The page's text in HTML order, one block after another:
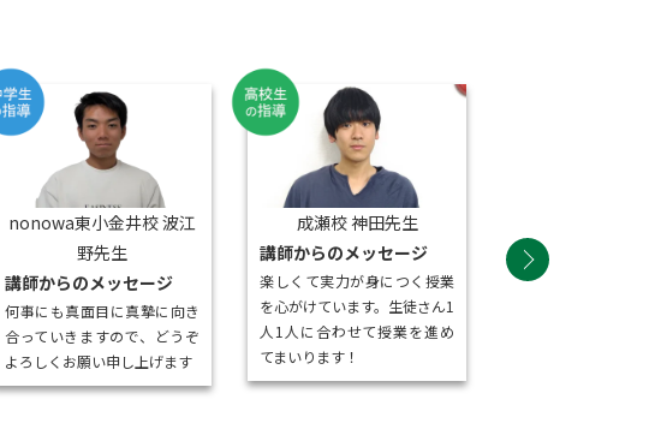
nonowa東小金井校 波江
野先生
講師からのメッセージ
何事にも真面目に真摯に向き
合っていきますので、どうぞ
よろしくお願い申し上げます
成瀬校 神田先生
講師からのメッセージ
楽しくて実力が身につく授業
を心がけています。生徒さん1
人1人に合わせて授業を進め
てまいります！
講師からのメッセ
生徒一人ひとりと向